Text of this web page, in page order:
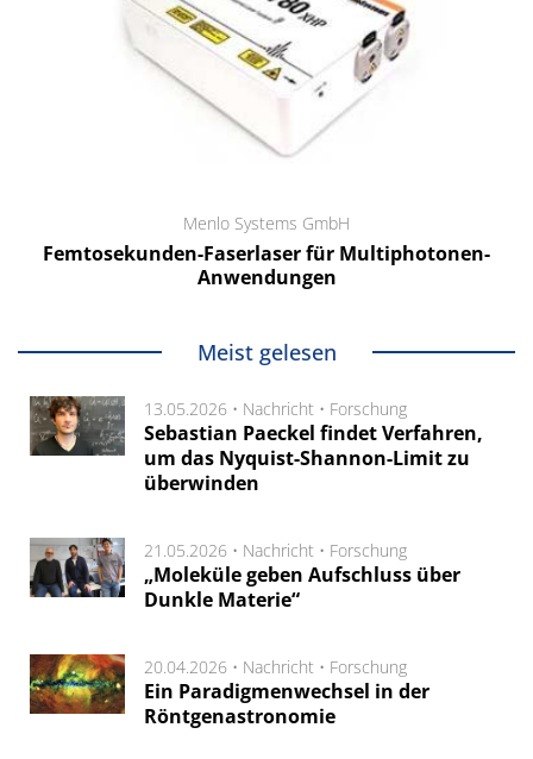
Menlo Systems GmbH
Femtosekunden-Faserlaser für Multiphotonen-
Anwendungen
Meist gelesen
13.05.2026 • Nachricht • Forschung
Sebastian Paeckel findet Verfahren,
um das Nyquist-Shannon-Limit zu
überwinden
21.05.2026 • Nachricht • Forschung
„Moleküle geben Aufschluss über
Dunkle Materie“
20.04.2026 • Nachricht • Forschung
Ein Paradigmenwechsel in der
Röntgenastronomie